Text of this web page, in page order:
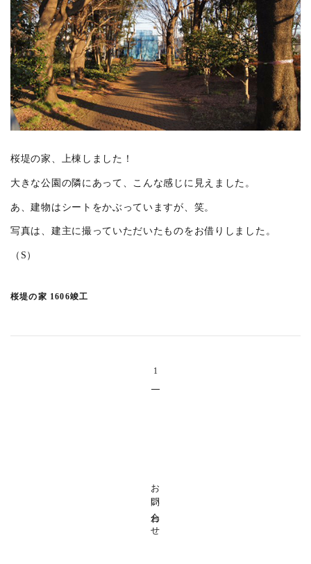
桜堤の家、上棟しました！
大きな公園の隣にあって、こんな感じに見えました。
あ、建物はシートをかぶっていますが、笑。
写真は、建主に撮っていただいたものをお借りしました。
（S）
桜堤の家 1606竣工
1
お問い合わせ